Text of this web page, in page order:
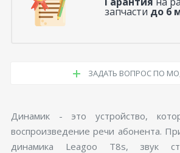
запчасти до 6
ЗАДАТЬ ВОПРОС ПО
Динамик - это устройство,
воспроизведение речи абонента.
динамика Leagoo T8s, звук